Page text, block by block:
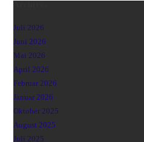
Juli 2026
Juni 2026
Mai 2026
April 2026
Februar 2026
Januar 2026
Oktober 2025
August 2025
Juli 2025